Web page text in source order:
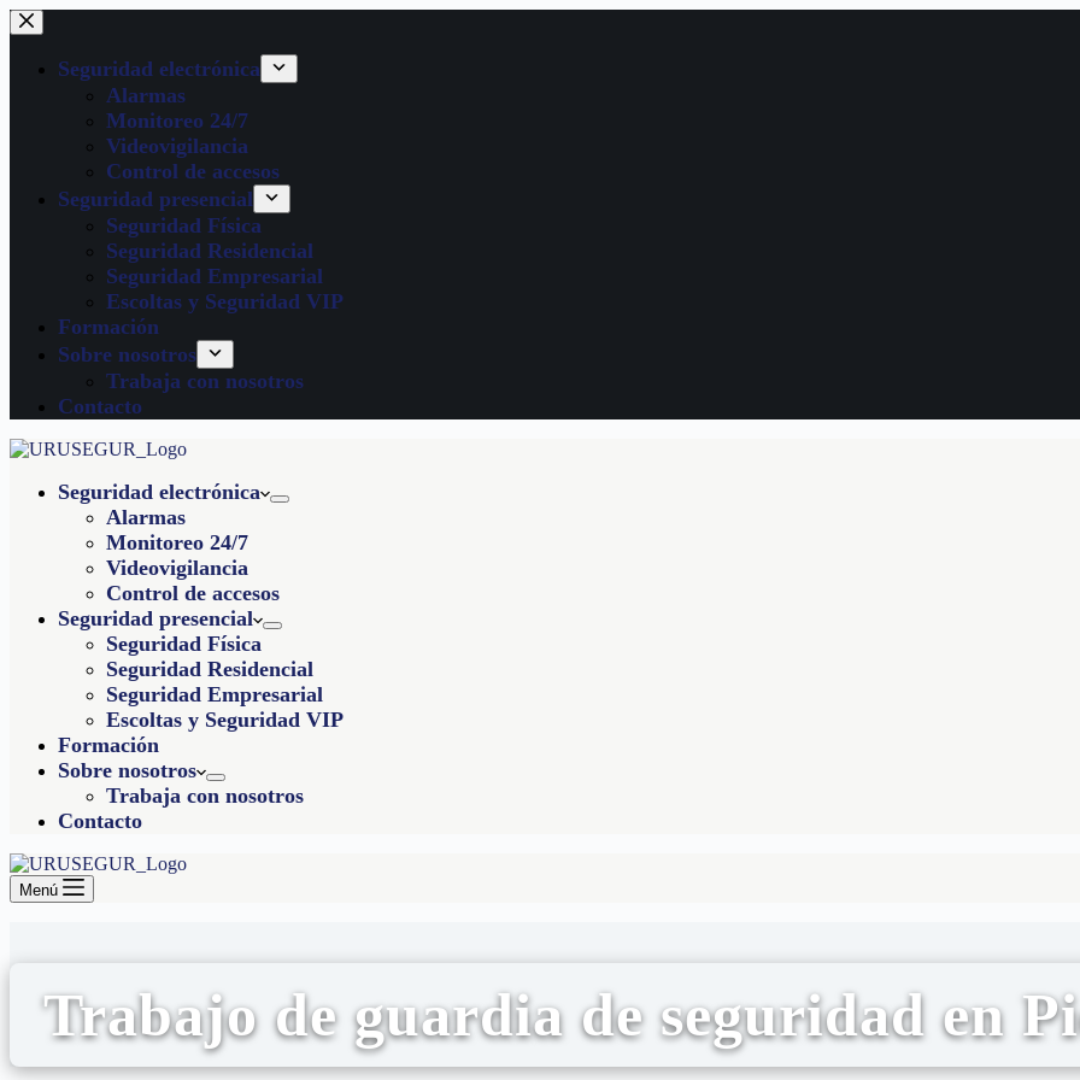
Seguridad electrónica
Alarmas
Monitoreo 24/7
Videovigilancia
Control de accesos
Seguridad presencial
Seguridad Física
Seguridad Residencial
Seguridad Empresarial
Escoltas y Seguridad VIP
Formación
Sobre nosotros
Trabaja con nosotros
Contacto
Seguridad electrónica
Alarmas
Monitoreo 24/7
Videovigilancia
Control de accesos
Seguridad presencial
Seguridad Física
Seguridad Residencial
Seguridad Empresarial
Escoltas y Seguridad VIP
Formación
Sobre nosotros
Trabaja con nosotros
Contacto
Menú
Trabajo de guardia de seguridad en